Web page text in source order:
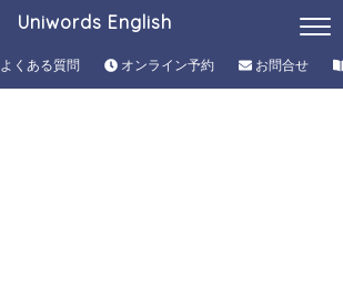
Uniwords English
よくある質問 オンライン予約 お問合せ